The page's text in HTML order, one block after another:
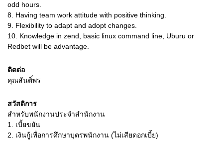
odd hours.
8. Having team work attitude with positive thinking.
9. Flexibility to adapt and adopt changes.
10. Knowledge in zend, basic linux command line, Uburu or
Redbet will be advantage.
ติดต่อ
คุณสันติ์พร
สวัสดิการ
สำหรับพนักงานประจำสำนักงาน
1. เบี้ยขยัน
2. เงินกู้เพื่อการศึกษาบุตรพนักงาน (ไม่เสียดอกเบี้ย)